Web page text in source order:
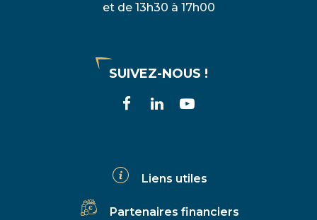
et de 13h30 à 17h00
SUIVEZ-NOUS !
Lien
Facebook
Lien
LinkedinYoutube
Liens utiles
Partenaires financiers